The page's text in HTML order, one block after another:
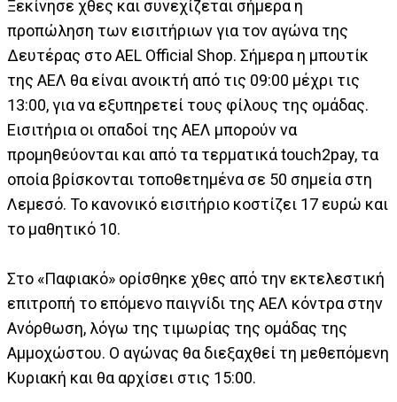
Ξεκίνησε χθες και συνεχίζεται σήμερα η
προπώληση των εισιτήριων για τον αγώνα της
Δευτέρας στο AEL Official Shop. Σήμερα η μπουτίκ
της ΑΕΛ θα είναι ανοικτή από τις 09:00 μέχρι τις
13:00, για να εξυπηρετεί τους φίλους της ομάδας.
Εισιτήρια οι οπαδοί της ΑΕΛ μπορούν να
προμηθεύονται και από τα τερματικά touch2pay, τα
οποία βρίσκονται τοποθετημένα σε 50 σημεία στη
Λεμεσό. Το κανονικό εισιτήριο κοστίζει 17 ευρώ και
το μαθητικό 10.
Στο «Παφιακό» ορίσθηκε χθες από την εκτελεστική
επιτροπή το επόμενο παιγνίδι της ΑΕΛ κόντρα στην
Ανόρθωση, λόγω της τιμωρίας της ομάδας της
Αμμοχώστου. Ο αγώνας θα διεξαχθεί τη μεθεπόμενη
Κυριακή και θα αρχίσει στις 15:00.